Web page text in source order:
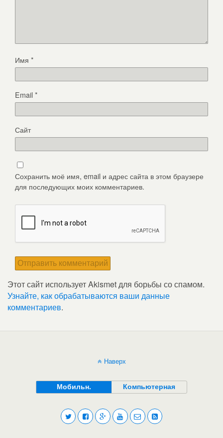
Имя *
Email*
Сайт
Сохранить моё имя, email и адрес сайта в этом браузере
для последующих моих комментариев.
Этот сайт использует Akismet для борьбы со спамом.
Узнайте, как обрабатываются ваши данные
комментариев.
Наверх
Мобильн. Компьютерная